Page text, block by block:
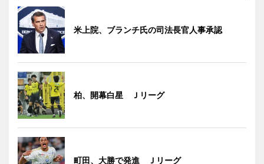
米上院、ブランチ氏の司法長官人事承認
柏、開幕白星 Ｊリーグ
町田、大勝で発進 Ｊリーグ